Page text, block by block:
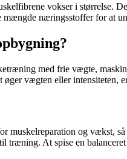
vokser i
mængde næringsstoffer for at
med frie vægte,
vægten eller intensiteten,
muskelreparation og vækst,
træning. At spise en balanceret